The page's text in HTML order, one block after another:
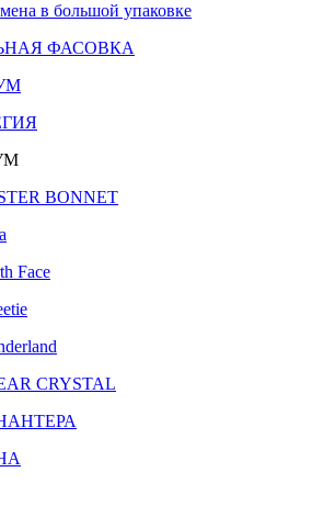
в большой упаковке
ФАСОВКА
BONNET
Face
CRYSTAL